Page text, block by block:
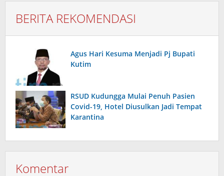
BERITA REKOMENDASI
Agus Hari Kesuma Menjadi Pj Bupati
Kutim
RSUD Kudungga Mulai Penuh Pasien
Covid-19, Hotel Diusulkan Jadi Tempat
Karantina
Komentar